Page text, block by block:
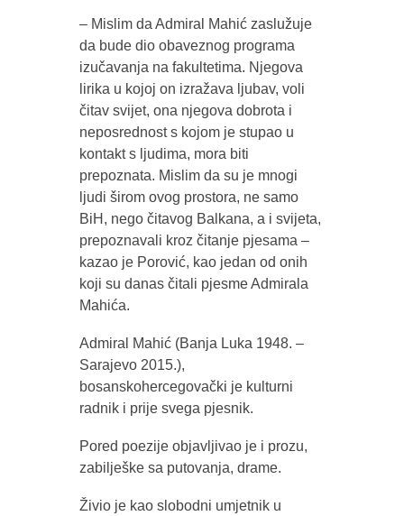
– Mislim da Admiral Mahić zaslužuje
da bude dio obaveznog programa
izučavanja na fakultetima. Njegova
lirika u kojoj on izražava ljubav, voli
čitav svijet, ona njegova dobrota i
neposrednost s kojom je stupao u
kontakt s ljudima, mora biti
prepoznata. Mislim da su je mnogi
ljudi širom ovog prostora, ne samo
BiH, nego čitavog Balkana, a i svijeta,
prepoznavali kroz čitanje pjesama –
kazao je Porović, kao jedan od onih
koji su danas čitali pjesme Admirala
Mahića.
Admiral Mahić (Banja Luka 1948. –
Sarajevo 2015.),
bosanskohercegovački je kulturni
radnik i prije svega pjesnik.
Pored poezije objavljivao je i prozu,
zabilješke sa putovanja, drame.
Živio je kao slobodni umjetnik u